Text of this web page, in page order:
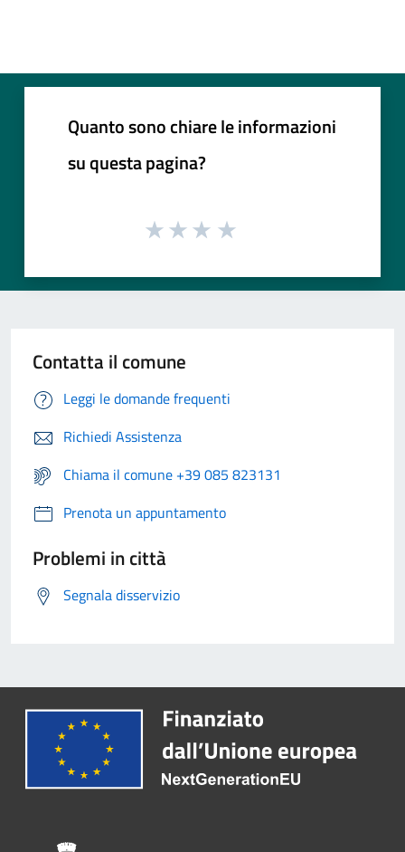
Quanto sono chiare le informazioni
su questa pagina?
Contatta il comune
Leggi le domande frequenti
Richiedi Assistenza
Chiama il comune +39 085 823131
Prenota un appuntamento
Problemi in città
Segnala disservizio